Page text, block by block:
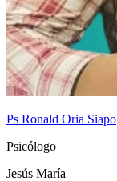
Ps Ronald Oria Siapo
Psicólogo
Jesús María